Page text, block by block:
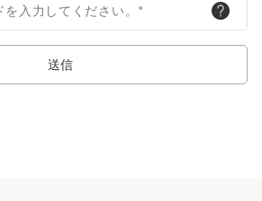
成分 *5 エーデルワイス花&#x2F;葉エキ
シキブ果実エキス(整肌成分) *7 バラニ
(整肌成分) *8 スクラレオリド(整肌成分)
(整肌成分)
入力してください。 *
送信